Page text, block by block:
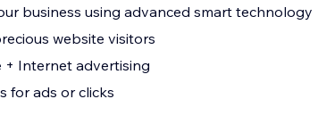
business using advanced smart technology
website visitors
Internet advertising
for ads or clicks